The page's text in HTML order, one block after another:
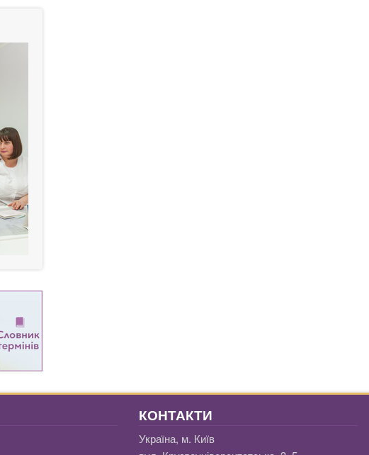
КОНТАКТИ
Україна, м. Київ